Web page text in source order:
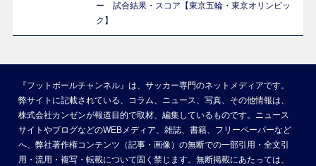
ー 試合結果・スコア【東京五輪・東京オリンピッ
ク】
『フットボールチャンネル』は、サッカー専門のネットメディアです。
弊サイトに記載されている、コラム、ニュース、写真、その他情報は、
株式会社カンゼンが報道目的で取材、編集しているものです。ニュース
サイトやブログなどのWEBメディア、雑誌、書籍、フリーペーパーなど
へ、弊社著作権コンテンツ（記事・画像）の無断での一部引用・全文引
用・流用・複写・転載について固く禁じます。無断掲載にあたっては、